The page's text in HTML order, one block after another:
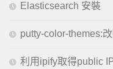
Elasticsearch 安裝
putty-color-themes:
利用ipify取得public